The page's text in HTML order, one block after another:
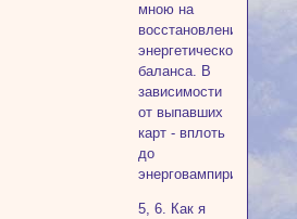
мною на
восстановление
энергетического
баланса. В
зависимости
от выпавших
карт - вплоть
до
энерговампиризма)
5, 6. Как я